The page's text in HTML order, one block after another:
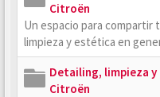
Citroën
Un espacio para
limpieza y estética en
Detailing, limpieza
Citroën